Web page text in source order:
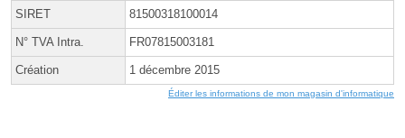
SIRET 81500318100014
N° TVA Intra. FR07815003181
Création 1 décembre 2015
Éditer les informations de mon magasin d'informatique